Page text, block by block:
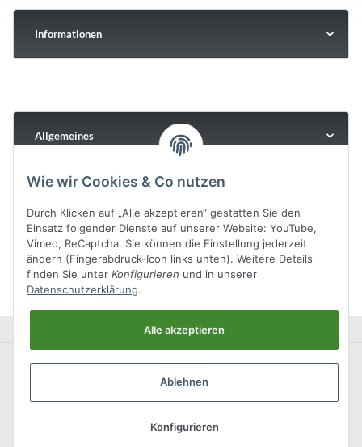
Informationen
Allgemeines
* Alle Preise inkl. gesetzlicher USt., zzgl.
Wie wir Cookies & Co nutzen
Durch Klicken auf „Alle akzeptieren“ gestatten Sie den
Einsatz folgender Dienste auf unserer Website: YouTube,
Vimeo, ReCaptcha. Sie können die Einstellung jederzeit
ändern (Fingerabdruck-Icon links unten). Weitere Details
finden Sie unter Konfigurieren und in unserer
Datenschutzerklärung.
Alle akzeptieren
Ablehnen
Konfigurieren